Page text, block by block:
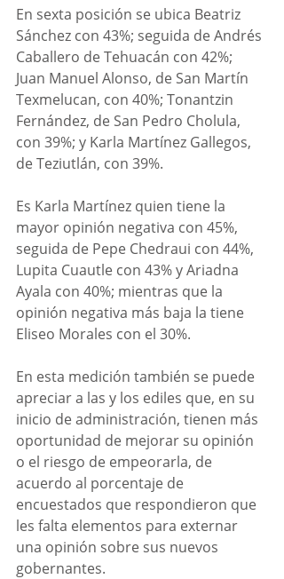
En sexta posición se ubica Beatriz
Sánchez con 43%; seguida de Andrés
Caballero de Tehuacán con 42%;
Juan Manuel Alonso, de San Martín
Texmelucan, con 40%; Tonantzin
Fernández, de San Pedro Cholula,
con 39%; y Karla Martínez Gallegos,
de Teziutlán, con 39%.
Es Karla Martínez quien tiene la
mayor opinión negativa con 45%,
seguida de Pepe Chedraui con 44%,
Lupita Cuautle con 43% y Ariadna
Ayala con 40%; mientras que la
opinión negativa más baja la tiene
Eliseo Morales con el 30%.
En esta medición también se puede
apreciar a las y los ediles que, en su
inicio de administración, tienen más
oportunidad de mejorar su opinión
o el riesgo de empeorarla, de
acuerdo al porcentaje de
encuestados que respondieron que
les falta elementos para externar
una opinión sobre sus nuevos
gobernantes.